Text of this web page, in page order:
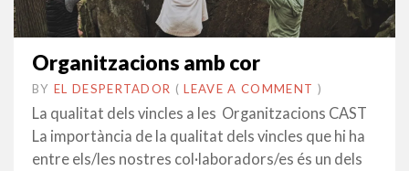
Organitzacions amb cor
BY EL DESPERTADOR ON
16
JUNY
•(LEAVE A COMMENT )
La qualitat dels vincles a les Organitzacions CAST
La importància de la qualitat dels vincles que hi ha
entre els/les nostres col·laboradors/es és un dels